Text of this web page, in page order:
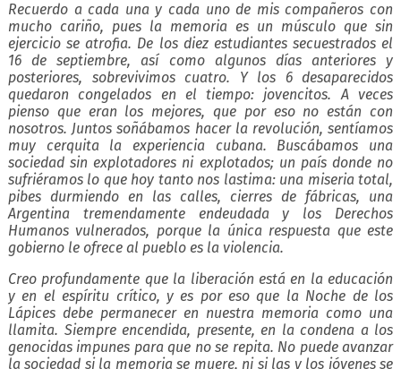
Recuerdo a cada una y cada uno de mis compañeros con
mucho cariño, pues la memoria es un músculo que sin
ejercicio se atrofia. De los diez estudiantes secuestrados el
16 de septiembre, así como algunos días anteriores y
posteriores, sobrevivimos cuatro. Y los 6 desaparecidos
quedaron congelados en el tiempo: jovencitos. A veces
pienso que eran los mejores, que por eso no están con
nosotros. Juntos soñábamos hacer la revolución, sentíamos
muy cerquita la experiencia cubana. Buscábamos una
sociedad sin explotadores ni explotados; un país donde no
sufriéramos lo que hoy tanto nos lastima: una miseria total,
pibes durmiendo en las calles, cierres de fábricas, una
Argentina tremendamente endeudada y los Derechos
Humanos vulnerados, porque la única respuesta que este
gobierno le ofrece al pueblo es la violencia.
Creo profundamente que la liberación está en la educación
y en el espíritu crítico, y es por eso que la Noche de los
Lápices debe permanecer en nuestra memoria como una
llamita. Siempre encendida, presente, en la condena a los
genocidas impunes para que no se repita. No puede avanzar
la sociedad si la memoria se muere, ni si las y los jóvenes se